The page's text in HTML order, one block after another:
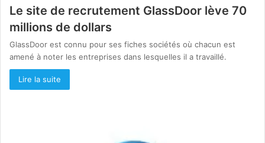
Le site de recrutement GlassDoor lève 70
millions de dollars
GlassDoor est connu pour ses fiches sociétés où chacun est
amené à noter les entreprises dans lesquelles il a travaillé.
Lire la suite